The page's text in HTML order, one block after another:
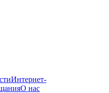
Интернет-
О нас